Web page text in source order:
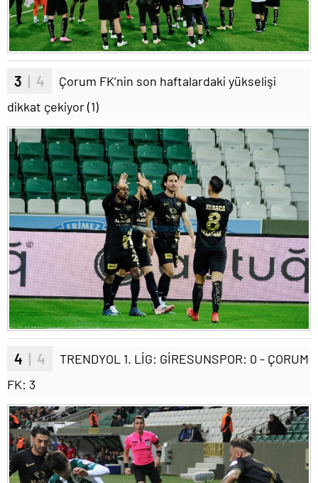
3 | 4
Çorum FK’nin son haftalardaki yükselişi
dikkat çekiyor (1)
4 | 4
TRENDYOL 1. LİG: GİRESUNSPOR: 0 - ÇORUM
FK: 3